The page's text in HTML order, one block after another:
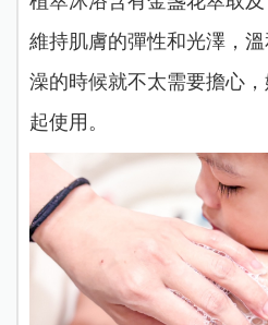
維持肌膚的彈性和光澤，
澡的時候就不太需要擔心
起使用。